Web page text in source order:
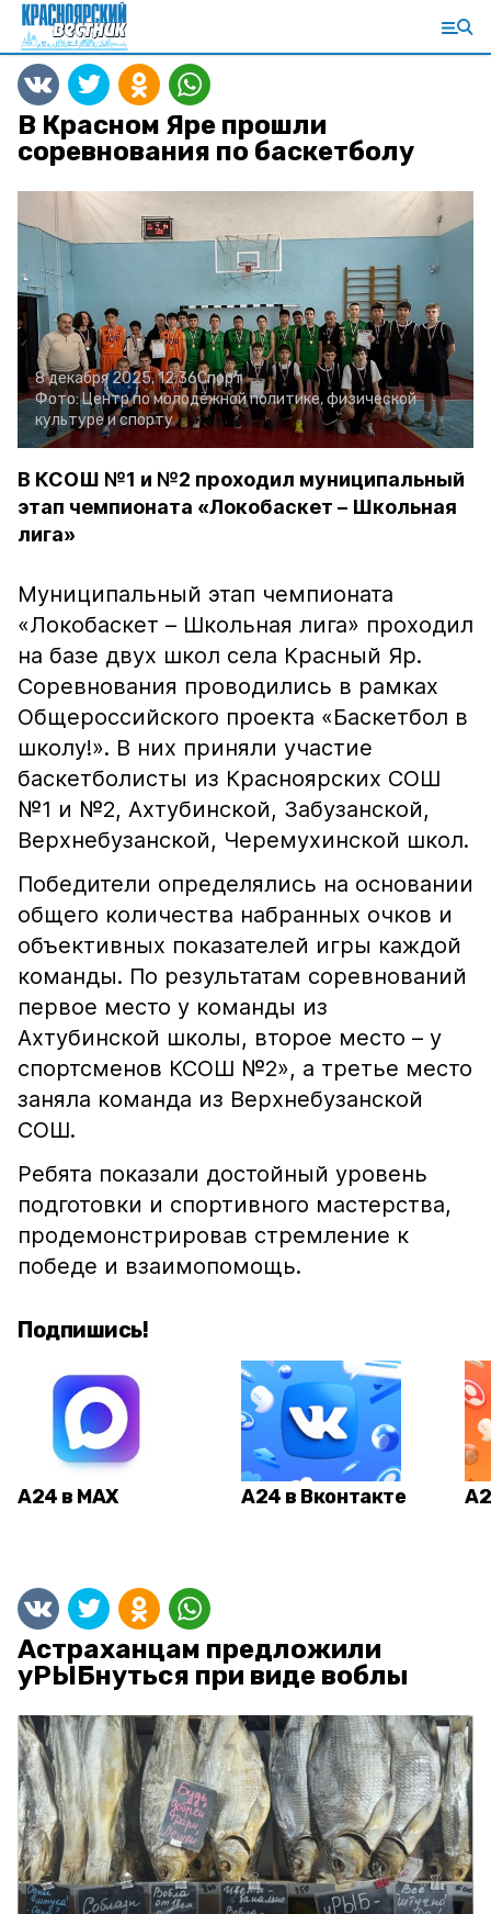
В Красном Яре прошли
соревнования по баскетболу
8 декабря 2025, 12:36Спорт
Фото:Центр по молодёжной политике, физической
культуре и спорту
В КСОШ №1 и №2 проходил муниципальный
этап чемпионата «Локобаскет – Школьная
лига»
Муниципальный этап чемпионата
«Локобаскет – Школьная лига» проходил
на базе двух школ села Красный Яр.
Соревнования проводились в рамках
Общероссийского проекта «Баскетбол в
школу!». В них приняли участие
баскетболисты из Красноярских СОШ
№1 и №2, Ахтубинской, Забузанской,
Верхнебузанской, Черемухинской школ.
Победители определялись на основании
общего количества набранных очков и
объективных показателей игры каждой
команды. По результатам соревнований
первое место у команды из
Ахтубинской школы, второе место – у
спортсменов КСОШ №2», а третье место
заняла команда из Верхнебузанской
СОШ.
Ребята показали достойный уровень
подготовки и спортивного мастерства,
продемонстрировав стремление к
победе и взаимопомощь.
Подпишись!
А24 в MAX А24 в Вконтакте
Астраханцам предложили
уРЫБнуться при виде воблы